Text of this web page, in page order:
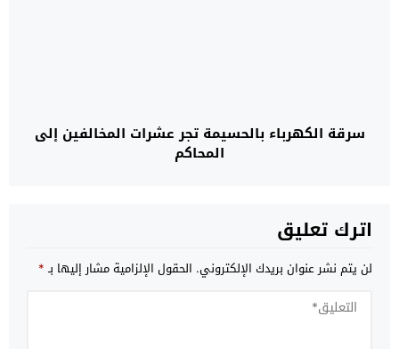
سرقة الكهرباء بالحسيمة تجر عشرات المخالفين إلى
المحاكم
اترك تعليق
لن يتم نشر عنوان بريدك الإلكتروني. الحقول الإلزامية مشار إليها بـ*